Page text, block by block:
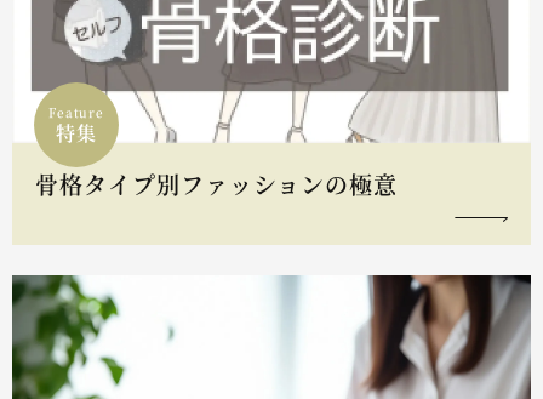
Feature
特集
骨格タイプ別ファッションの極意